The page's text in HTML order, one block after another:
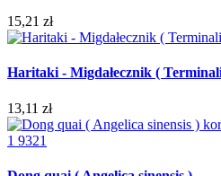
15,21 zł
Haritaki - Migdałecznik (
13,11 zł